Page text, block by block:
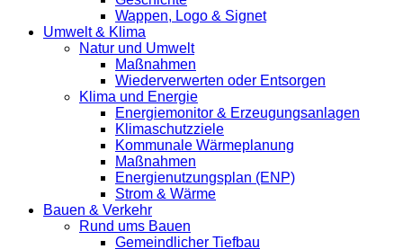
Wappen, Logo & Signet
Umwelt & Klima
Natur und Umwelt
Maßnahmen
Wiederverwerten oder Entsorgen
Klima und Energie
Energiemonitor & Erzeugungsanlagen
Klimaschutzziele
Kommunale Wärmeplanung
Maßnahmen
Energienutzungsplan (ENP)
Strom & Wärme
Bauen & Verkehr
Rund ums Bauen
Gemeindlicher Tiefbau